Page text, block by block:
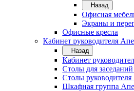
Назад
Офисная
Экраны и
Офисные кресла
Кабинет руководителя
Назад
Кабинет
Столы для
Столы
Шкафная группа